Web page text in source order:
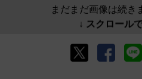
まだまだ画像は続き
↓ スクロール